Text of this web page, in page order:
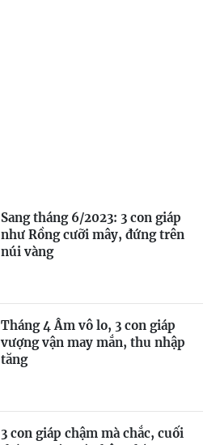
Sang tháng 6/2023: 3 con giáp
như Rồng cưỡi mây, đứng trên
núi vàng
Tháng 4 Âm vô lo, 3 con giáp
vượng vận may mắn, thu nhập
tăng
3 con giáp chậm mà chắc, cuối